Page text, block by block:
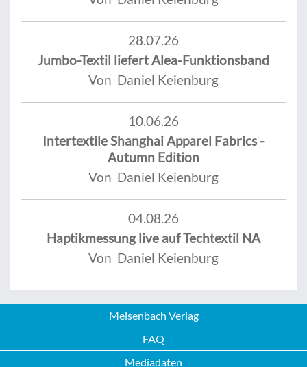
28.07.26
Jumbo-Textil liefert Alea-Funktionsband
Von Daniel Keienburg
10.06.26
Intertextile Shanghai Apparel Fabrics -
Autumn Edition
Von Daniel Keienburg
04.08.26
Haptikmessung live auf Techtextil NA
Von Daniel Keienburg
Meisenbach Verlag
FAQ
Mediadaten